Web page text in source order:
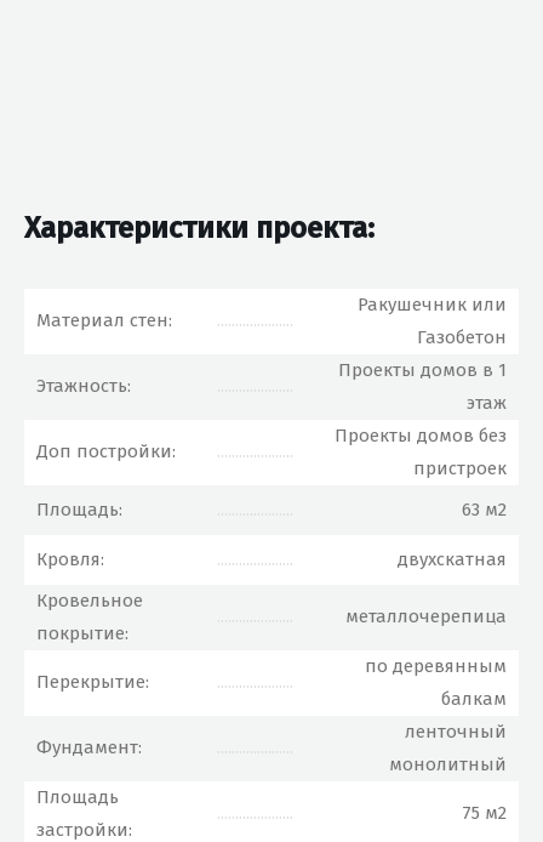
Характеристики проекта:
Материал стен: .....................
Ракушечник или
Газобетон
Этажность:
Проекты домов в 1
этаж
Доп постройки: .....................
Проекты домов без
пристроек
Площадь:
63 м2
Кровля: .....................
двухскатная
Кровельное
покрытие:
металлочерепица
Перекрытие: .....................
по деревянным
балкам
Фундамент:
ленточный
монолитный
Площадь
застройки:
..................... 75 м2